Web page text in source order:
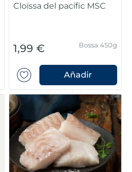
Cloïssa del pacífic MSC
1,99 € Bossa 450g
Añadir